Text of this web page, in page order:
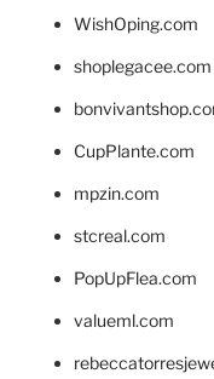
WishOping.com
shoplegacee.com
CupPlante.com
mpzin.com
stcreal.com
PopUpFlea.com
valueml.com